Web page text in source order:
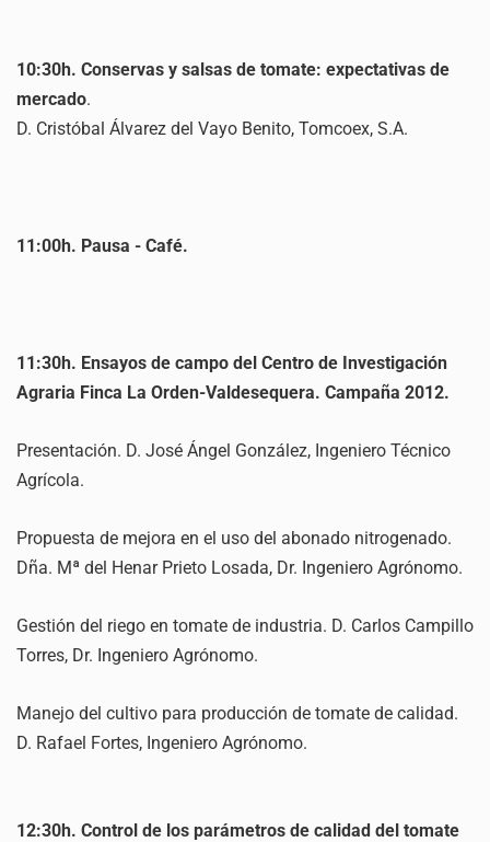
10:30h. Conservas y salsas de tomate: expectativas de
mercado.
D. Cristóbal Álvarez del Vayo Benito, Tomcoex, S.A.
11:00h. Pausa - Café.
11:30h. Ensayos de campo del Centro de Investigación
Agraria Finca La Orden-Valdesequera. Campaña 2012.
Presentación. D. José Ángel González, Ingeniero Técnico
Agrícola.
Propuesta de mejora en el uso del abonado nitrogenado.
Dña. Mª del Henar Prieto Losada, Dr. Ingeniero Agrónomo.
Gestión del riego en tomate de industria. D. Carlos Campillo
Torres, Dr. Ingeniero Agrónomo.
Manejo del cultivo para producción de tomate de calidad.
D. Rafael Fortes, Ingeniero Agrónomo.
12:30h. Control de los parámetros de calidad del tomate